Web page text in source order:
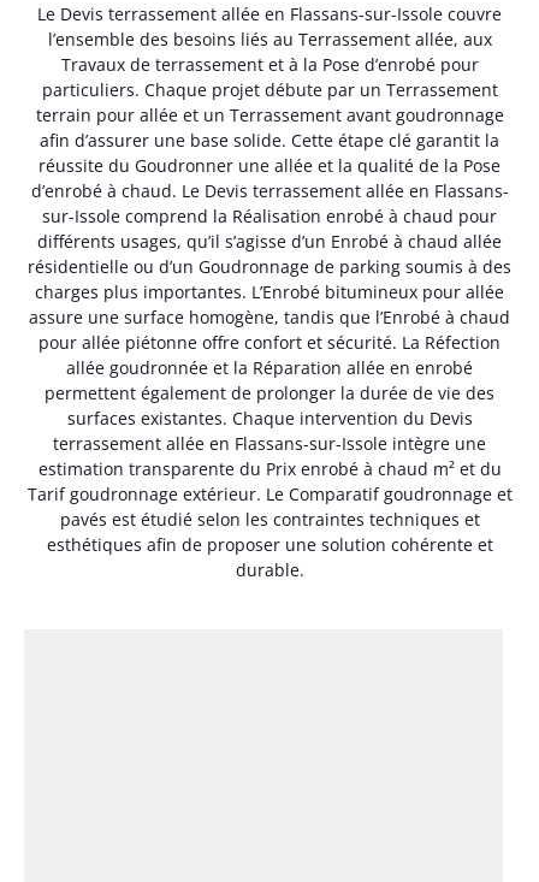
Le Devis terrassement allée en Flassans-sur-Issole couvre
l’ensemble des besoins liés au Terrassement allée, aux
Travaux de terrassement et à la Pose d’enrobé pour
particuliers. Chaque projet débute par un Terrassement
terrain pour allée et un Terrassement avant goudronnage
afin d’assurer une base solide. Cette étape clé garantit la
réussite du Goudronner une allée et la qualité de la Pose
d’enrobé à chaud. Le Devis terrassement allée en Flassans-
sur-Issole comprend la Réalisation enrobé à chaud pour
différents usages, qu’il s’agisse d’un Enrobé à chaud allée
résidentielle ou d’un Goudronnage de parking soumis à des
charges plus importantes. L’Enrobé bitumineux pour allée
assure une surface homogène, tandis que l’Enrobé à chaud
pour allée piétonne offre confort et sécurité. La Réfection
allée goudronnée et la Réparation allée en enrobé
permettent également de prolonger la durée de vie des
surfaces existantes. Chaque intervention du Devis
terrassement allée en Flassans-sur-Issole intègre une
estimation transparente du Prix enrobé à chaud m² et du
Tarif goudronnage extérieur. Le Comparatif goudronnage et
pavés est étudié selon les contraintes techniques et
esthétiques afin de proposer une solution cohérente et
durable.